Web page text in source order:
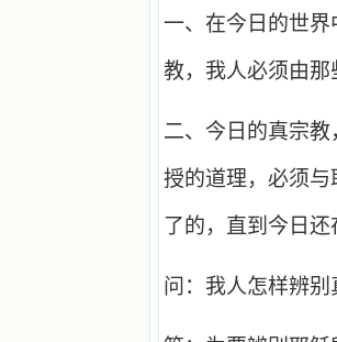
一、在今日的世
教，我人必须由
二、今日的真宗
授的道理，必须
了的，直到今日
问：我人怎样辨